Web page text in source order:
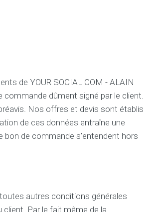
de YOUR SOCIAL COM - ALAIN
commande dûment signé par le client.
Nos offres et devis sont établis
de ces données entraîne une
bon de commande s’entendent hors
autres conditions générales
client. Par le fait même de la